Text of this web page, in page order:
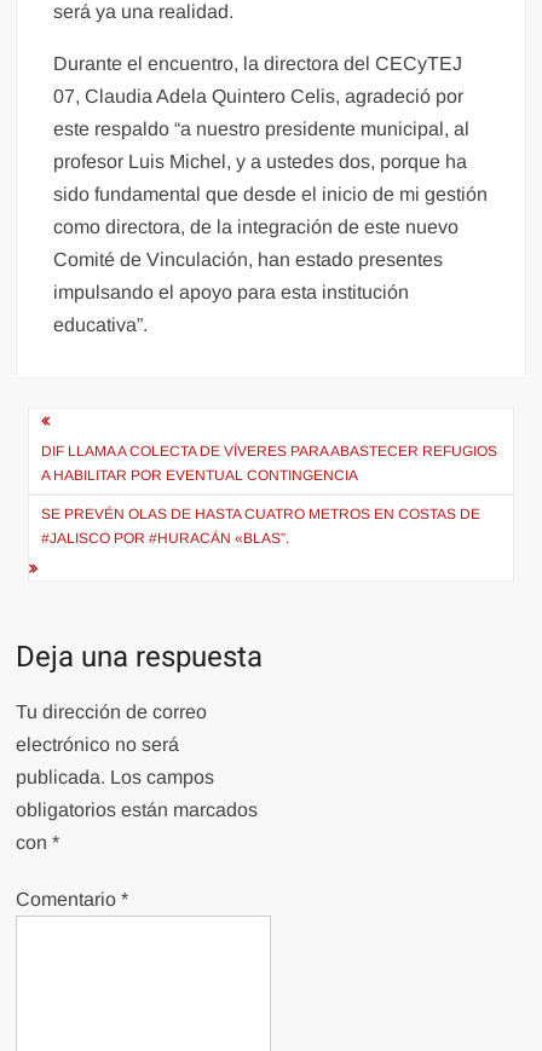
será ya una realidad.
Durante el encuentro, la directora del CECyTEJ
07, Claudia Adela Quintero Celis, agradeció por
este respaldo “a nuestro presidente municipal, al
profesor Luis Michel, y a ustedes dos, porque ha
sido fundamental que desde el inicio de mi gestión
como directora, de la integración de este nuevo
Comité de Vinculación, han estado presentes
impulsando el apoyo para esta institución
educativa”.
Navegación
de
entradas
DIF LLAMA A COLECTA DE VÍVERES PARA ABASTECER REFUGIOS
A HABILITAR POR EVENTUAL CONTINGENCIA
SE PREVÉN OLAS DE HASTA CUATRO METROS EN COSTAS DE
#JALISCO POR #HURACÁN «BLAS”.
Deja una respuesta
Tu dirección de correo
electrónico no será
publicada. Los campos
obligatorios están marcados
con*
Comentario*